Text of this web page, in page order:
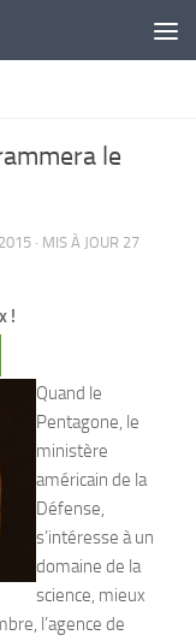
le
· MIS À JOUR 27
!
Quand le
Pentagone, le
ministère
américain de la
Défense,
s’intéresse à un
domaine de la
science, mieux
l’agence de